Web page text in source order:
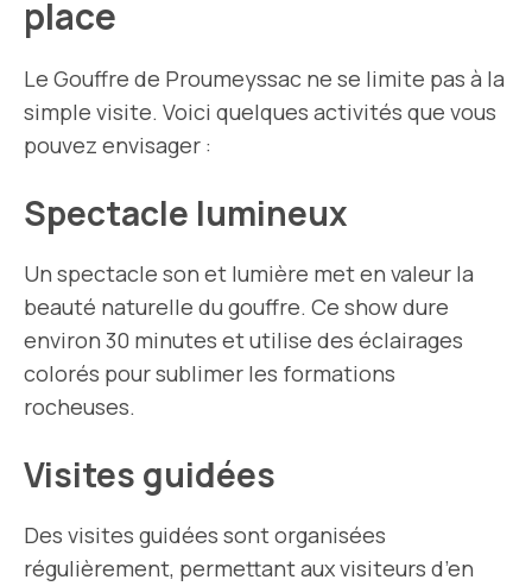
place
Le Gouffre de Proumeyssac ne se limite pas à la
simple visite. Voici quelques activités que vous
pouvez envisager :
Spectacle lumineux
Un spectacle son et lumière met en valeur la
beauté naturelle du gouffre. Ce show dure
environ 30 minutes et utilise des éclairages
colorés pour sublimer les formations
rocheuses.
Visites guidées
Des visites guidées sont organisées
régulièrement, permettant aux visiteurs d’en